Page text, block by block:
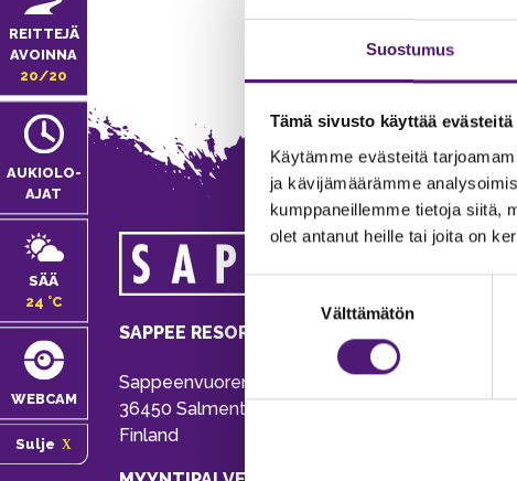
Suostumus
Tämä sivusto käyttää evästeitä
Käytämme evästeitä
ja kävijämäärämme
kumppaneillemme tietoja siitä,
olet antanut heille tai joita on
Välttämätön
REITTEJÄ
AVOINNA
20/20
AUKIOLO­
AJAT
SÄÄ
24 °C
WEBCAM
Sulje
SAPPEE RESORT
Sappeenvuorentie 200
36450 Salmentaka, Pälkäne
Finland